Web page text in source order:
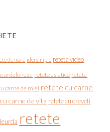
de mare idei simple reteta video
ardelenesti retete asiatice retete
carne de miel retete cu carne
carne de vita retete cu creveti
retete